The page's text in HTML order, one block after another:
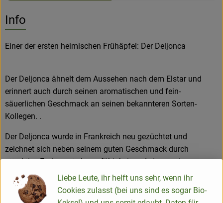
Service
Info
Einer der ersten heimischen Frühäpfel: Der Deljonca
Der Deljonca ähnelt dem Aussehen nach dem Elstar und
erinnert auch durch seinen aromatischen und fein-
säuerlichen Geschmack an seinen bekannteren Sorten-
Kollegen. .
Der Deljonca wurde in Frankreich neu gezüchtet und
zeichnet sich neben seinem guten Geschmack durch
attraktive Farbe, gute Lagerfähigkeit und einer geringen
Anfälligkeit für Mehltau und Schorf aus.
Liebe Leute, ihr helft uns sehr, wenn ihr
Cookies zulasst (bei uns sind es sogar Bio-